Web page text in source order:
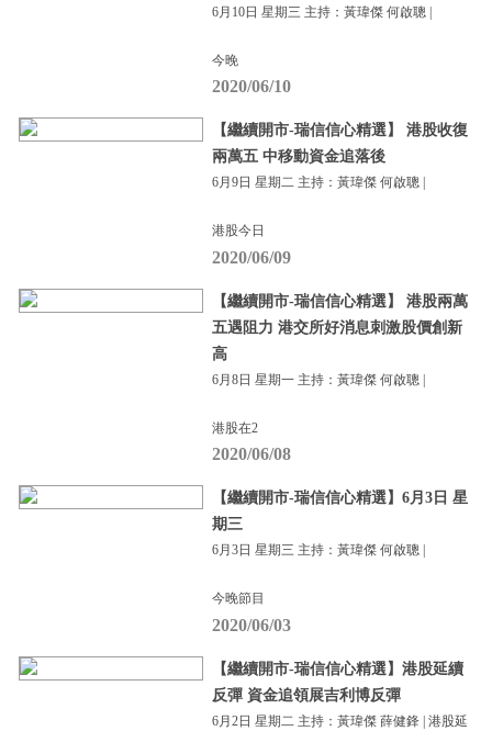
6月10日 星期三 主持：黃瑋傑 何啟聰 |
今晚
2020/06/10
【繼續開市-瑞信信心精選】 港股收復
兩萬五 中移動資金追落後
6月9日 星期二 主持：黃瑋傑 何啟聰 |
港股今日
2020/06/09
【繼續開市-瑞信信心精選】 港股兩萬
五遇阻力 港交所好消息刺激股價創新
高
6月8日 星期一 主持：黃瑋傑 何啟聰 |
港股在2
2020/06/08
【繼續開市-瑞信信心精選】6月3日 星
期三
6月3日 星期三 主持：黃瑋傑 何啟聰 |
今晚節目
2020/06/03
【繼續開市-瑞信信心精選】港股延續
反彈 資金追領展吉利博反彈
6月2日 星期二 主持：黃瑋傑 薛健鋒 | 港股延